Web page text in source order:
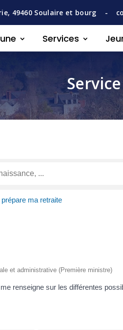
49460 Soulaire et bourg -
Services
ma retraite
et administrative (Première ministre)
renseigne sur les différentes